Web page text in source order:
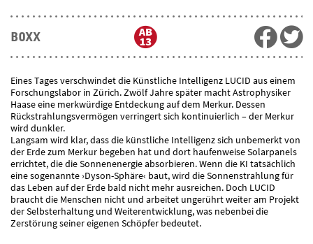
BOXX
Eines Tages verschwindet die Künstliche Intelligenz LUCID aus einem
Forschungslabor in Zürich. Zwölf Jahre später macht Astrophysiker
Haase eine merkwürdige Entdeckung auf dem Merkur. Dessen
Rückstrahlungsvermögen verringert sich kontinuierlich – der Merkur
wird dunkler.
Langsam wird klar, dass die künstliche Intelligenz sich unbemerkt von
der Erde zum Merkur begeben hat und dort haufenweise Solarpanels
errichtet, die die Sonnenenergie absorbieren. Wenn die KI tatsächlich
eine sogenannte ›Dyson-Sphäre‹ baut, wird die Sonnenstrahlung für
das Leben auf der Erde bald nicht mehr ausreichen. Doch LUCID
braucht die Menschen nicht und arbeitet ungerührt weiter am Projekt
der Selbsterhaltung und Weiterentwicklung, was nebenbei die
Zerstörung seiner eigenen Schöpfer bedeutet.